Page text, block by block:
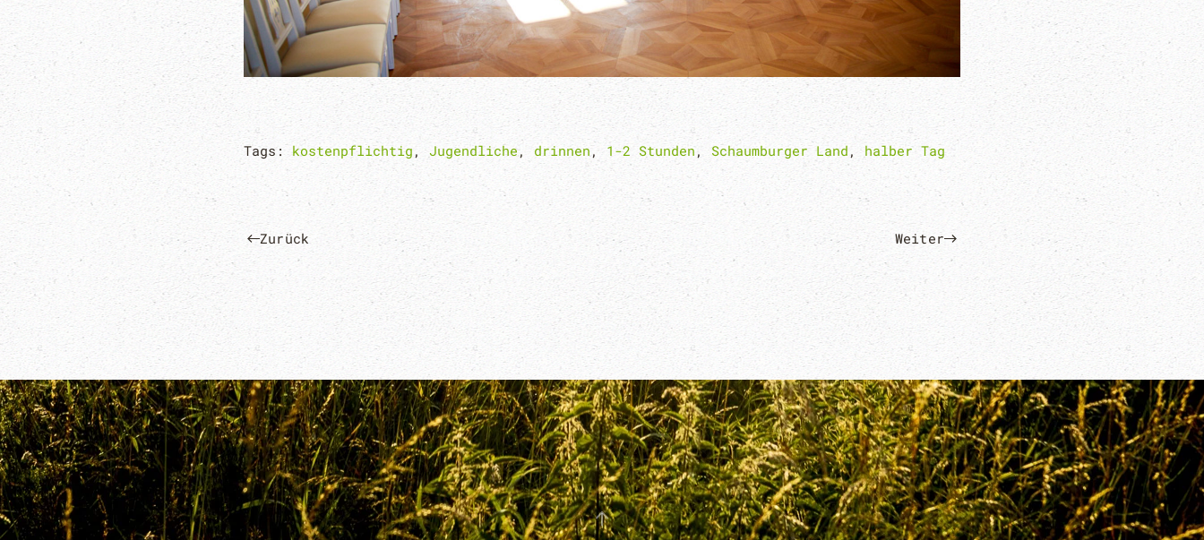
Tags: kostenpflichtig , Jugendliche, drinnen , 1-2 Stunden, Schaumburger Land , halber Tag
Zurück Weiter